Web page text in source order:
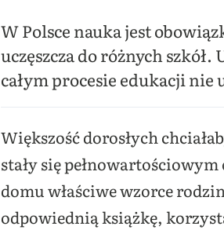
W Polsce nauka jest
uczęszcza do różnych
całym procesie edukacji
Większość dorosłych
stały się
domu właściwe wzorce
odpowiednią książkę,